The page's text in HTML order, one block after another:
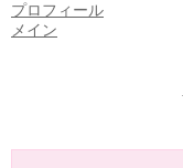
プロフィール
メイン